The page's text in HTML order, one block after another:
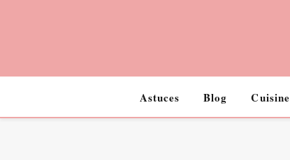
Astuces Blog Cuisine